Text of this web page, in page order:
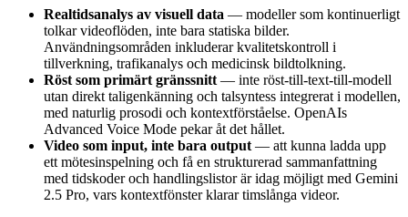
Realtidsanalys av visuell data — modeller som kontinuerligt
tolkar videoflöden, inte bara statiska bilder.
Användningsområden inkluderar kvalitetskontroll i
tillverkning, trafikanalys och medicinsk bildtolkning.
Röst som primärt gränssnitt— inte röst-till-text-till-modell
utan direkt taligenkänning och talsyntess integrerat i modellen,
med naturlig prosodi och kontextförståelse. OpenAIs
Advanced Voice Mode pekar åt det hållet.
Video som input, inte bara output— att kunna ladda upp
ett mötesinspelning och få en strukturerad sammanfattning
med tidskoder och handlingslistor är idag möjligt med Gemini
2.5 Pro, vars kontextfönster klarar timslånga videor.